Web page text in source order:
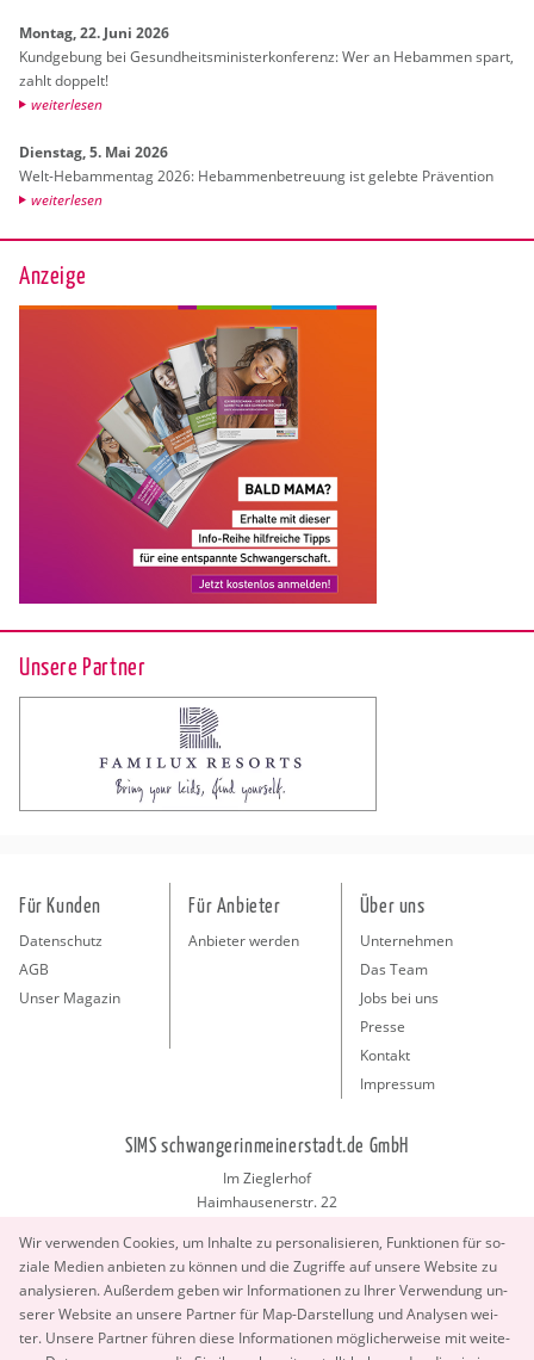
Mon­tag, 22. Juni 2026
Kund­ge­bung bei Ge­sund­heits­mi­nis­ter­kon­fe­renz: Wer an Heb­am­men spart,
zahlt dop­pelt!
wei­ter­le­sen
Diens­tag, 5. Mai 2026
Welt-Heb­am­men­tag 2026: Heb­am­men­be­treu­ung ist ge­leb­te Prä­ven­ti­on
wei­ter­le­sen
Anzeige
Unsere Partner
Wir ver­wen­den Coo­kies, um In­hal­te zu per­so­na­li­sie­ren, Funk­tio­nen für so­
zia­le Me­di­en an­bie­ten zu kön­nen und die Zu­grif­fe auf un­se­re Web­site zu
ana­ly­sie­ren. Au­ßer­dem geben wir In­for­ma­tio­nen zu Ihrer Ver­wen­dung un­
se­rer Web­site an un­se­re Part­ner für Map-Dar­stel­lung und Ana­ly­sen wei­
ter. Un­se­re Part­ner füh­ren diese In­for­ma­tio­nen mög­li­cher­wei­se mit wei­te­
Für Kunden
Datenschutz
AGB
Unser Magazin
Für Anbieter
Anbieter werden
Über uns
Unternehmen
Das Team
Jobs bei uns
Presse
Kontakt
Impressum
SIMS schwangerinmeinerstadt.de GmbH
Im Zieglerhof
Haimhausenerstr. 22
info@schwangerinmeinerstadt.de